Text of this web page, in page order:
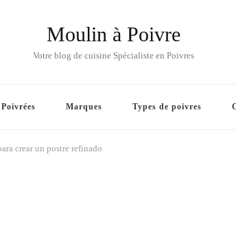
Moulin à Poivre
Votre blog de cuisine Spécialiste en Poivres
Marques Types de poivres
crear un postre refinado